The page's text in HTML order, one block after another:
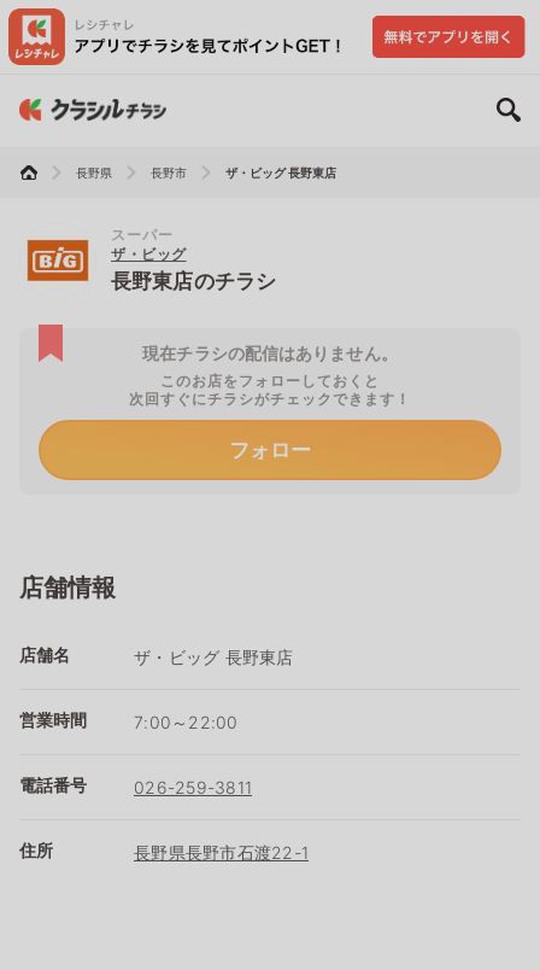
長野県 長野市 ザ・ビッグ 長野東店
スーパー
ザ・ビッグ
長野東店のチラシ
現在チラシの配信はありません。
このお店をフォローしておくと
次回すぐにチラシがチェックできます！
フォロー
店舗情報
店舗名 ザ・ビッグ 長野東店
営業時間 7:00～22:00
電話番号 026-259-3811
住所 長野県長野市石渡22-1